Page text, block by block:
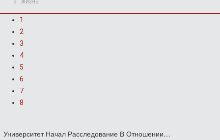
ЖИЗНЬ
1
2
3
4
5
6
7
8
Университет Начал Расследование В Отношении…